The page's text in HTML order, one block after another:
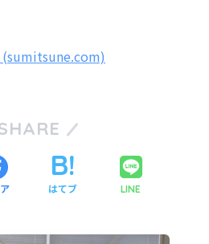
(sumitsune.com)
はてブ LINE